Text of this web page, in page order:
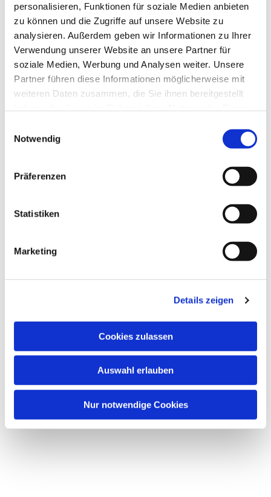
personalisieren, Funktionen für soziale Medien anbieten
zu können und die Zugriffe auf unsere Website zu
analysieren. Außerdem geben wir Informationen zu Ihrer
Verwendung unserer Website an unsere Partner für
soziale Medien, Werbung und Analysen weiter. Unsere
Partner führen diese Informationen möglicherweise mit
weiteren Daten zusammen, die Sie ihnen bereitgestellt
Notwendig
Präferenzen
Statistiken
Marketing
Details zeigen
Cookies zulassen
Auswahl erlauben
Nur notwendige Cookies